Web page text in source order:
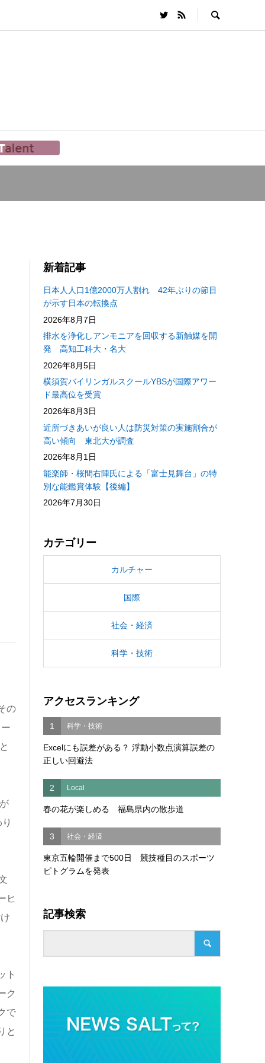
の
ヒ
ト
ク
で
と
新着記事
日本人人口1億2000万人割れ 42年ぶりの節目
が示す日本の転換点
2026年8月7日
排水を浄化しアンモニアを回収する新触媒を開
発 高知工科大・名大
2026年8月5日
横須賀バイリンガルスクールYBSが国際アワー
ド最高位を受賞
2026年8月3日
近所づきあいが良い人は防災対策の実施割合が
高い傾向 東北大が調査
2026年8月1日
能楽師・桜間右陣氏による「富士見舞台」の特
別な能鑑賞体験【後編】
2026年7月30日
カテゴリー
カルチャー
国際
社会・経済
科学・技術
アクセスランキング
1 科学・技術
Excelにも誤差がある？ 浮動小数点演算誤差の
正しい回避法
2 Local
春の花が楽しめる 福島県内の散歩道
3 社会・経済
東京五輪開催まで500日 競技種目のスポーツ
ピトグラムを発表
記事検索